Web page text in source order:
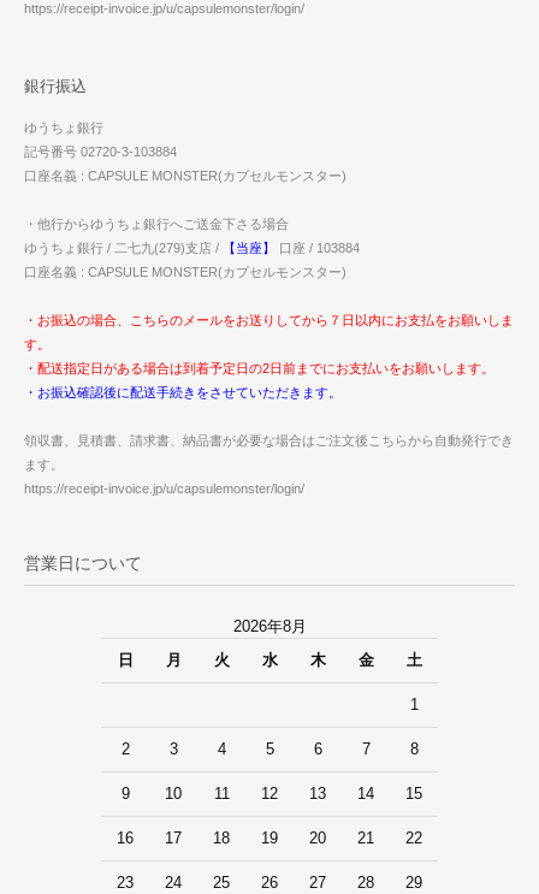
https://receipt-invoice.jp/u/capsulemonster/login/
銀行振込
ゆうちょ銀行
記号番号 02720-3-103884
口座名義 : CAPSULE MONSTER(カプセルモンスター)
・他行からゆうちょ銀行へご送金下さる場合
ゆうちょ銀行 / 二七九(279)支店 /
【当座】
口座 / 103884
口座名義 : CAPSULE MONSTER(カプセルモンスター)
・お振込の場合、こちらのメールをお送りしてから７日以内にお支払をお願いしま
す。
・配送指定日がある場合は到着予定日の2日前までにお支払いをお願いします。
・お振込確認後に配送手続きをさせていただきます。
領収書、見積書、請求書、納品書が必要な場合はご注文後こちらから自動発行でき
ます。
https://receipt-invoice.jp/u/capsulemonster/login/
営業日について
2026年8月
日
月 火 水 木 金 土
1
2 3 4 5 6 7 8
9 10 11 12 13 14 15
16 17 18 19 20 21 22
23 24 25 26 27 28 29